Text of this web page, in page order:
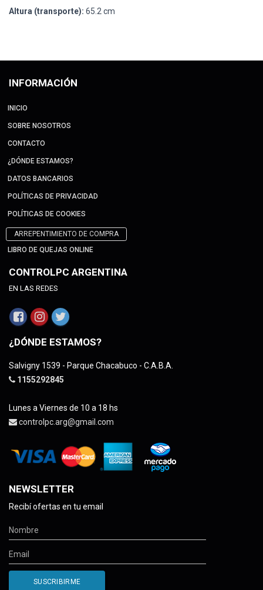
Altura (transporte): 65.2 cm
INFORMACIÓN
INICIO
SOBRE NOSOTROS
CONTACTO
¿DÓNDE ESTAMOS?
DATOS BANCARIOS
POLÍTICAS DE PRIVACIDAD
POLÍTICAS DE COOKIES
ARREPENTIMIENTO DE COMPRA
LIBRO DE QUEJAS ONLINE
CONTROLPC ARGENTINA
EN LAS REDES
¿DÓNDE ESTAMOS?
Salvigny 1539 - Parque Chacabuco - C.A.B.A.
1155292845
Lunes a Viernes de 10 a 18 hs
controlpc.arg@gmail.com
NEWSLETTER
Recibí ofertas en tu email